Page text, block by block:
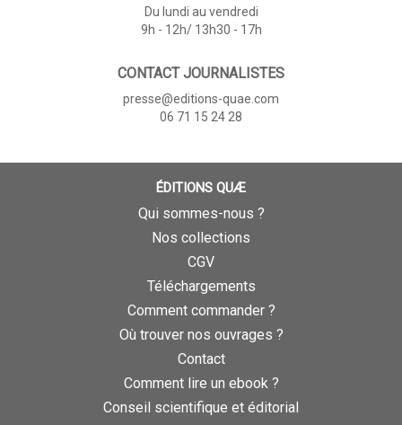
Du lundi au vendredi
9h - 12h/ 13h30 - 17h
CONTACT JOURNALISTES
presse@editions-quae.com
06 71 15 24 28
ÉDITIONS QUÆ
Qui sommes-nous ?
Nos collections
CGV
Téléchargements
Comment commander ?
Où trouver nos ouvrages ?
Contact
Comment lire un ebook ?
Conseil scientifique et éditorial